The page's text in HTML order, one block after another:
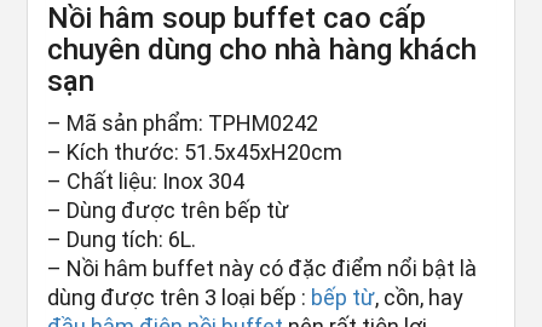
Nồi hâm soup buffet cao cấp
chuyên dùng cho nhà hàng khách
sạn
– Mã sản phẩm: TPHM0242
– Kích thước: 51.5x45xH20cm
– Chất liệu: Inox 304
– Dùng được trên bếp từ
– Dung tích: 6L.
– Nồi hâm buffet này có đặc điểm nổi bật là
dùng được trên 3 loại bếp : bếp từ, cồn, hay